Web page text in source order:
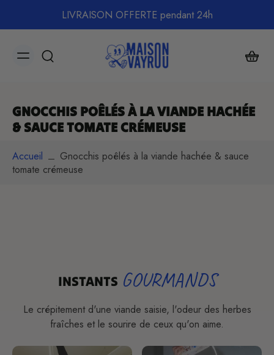
LIVRAISON OFFERTE pendant 24h
GNOCCHIS POÊLÉS À LA VIANDE HACHÉE
& SAUCE TOMATE CRÉMEUSE
Accueil
Gnocchis poêlés à la viande hachée & sauce
tomate crémeuse
INSTANTS GOURMANDS
Le crépitement d'une viande saisie, l'odeur des herbes
fraîches et le sourire de ceux qu'on aime.